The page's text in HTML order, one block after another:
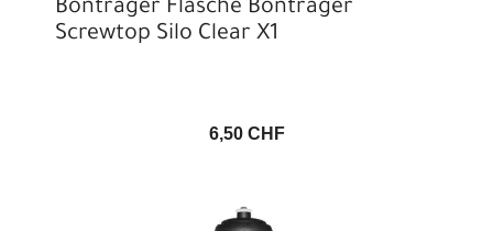
Bontrager Flasche Bontrager
Screwtop Silo Clear X1
6,50 CHF